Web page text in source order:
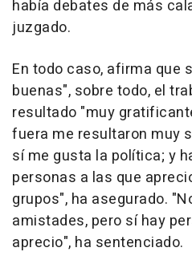
había debates de más
juzgado.
En todo caso, afirma que
buenas", sobre todo, el
resultado "muy
fuera me resultaron muy
sí me gusta la política; y
personas a las que
grupos", ha asegurado.
amistades, pero sí hay
aprecio", ha sentenciado.